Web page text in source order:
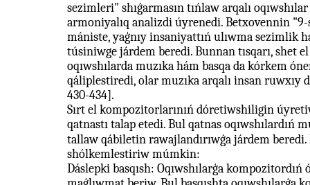
sezimleri" shıǵarmasın tıńlaw arqalı
armoniyalıq analizdi úyrenedi. Betxovennin
mániste, yaģnıy insaniyattıń ulıwma sezimlik
túsiniwge járdem beredi. Bunnan tısqarı,
oqıwshılarda muzıka hám basqa da kórkem
qáliplestiredi, olar muzıka arqalı insan
430-434].
Sırt el kompozitorlarınıń dóretiwshiligin
qatnastı talap etedi. Bul qatnas oqıwshılardıń
tallaw qábiletin rawajlandırıwǵa járdem
shólkemlestiriw múmkin:
Dáslepki basqısh: Oqıwshılarģa